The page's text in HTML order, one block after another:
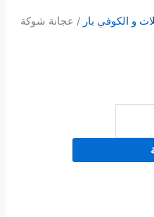
و الكوفي بار / عجانة شوكة